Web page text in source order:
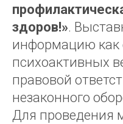
здоров!».
информацию как
психоактивных
правовой
незаконного
Для проведения